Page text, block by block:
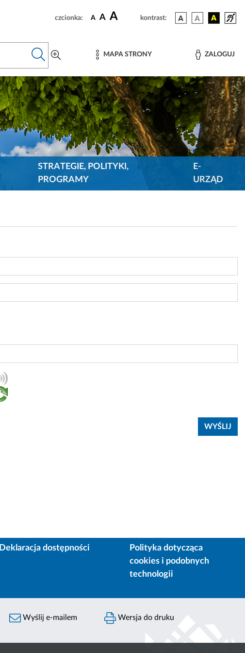
czcionka: A A A kontrast:
MAPA STRONY ZALOGUJ
STRATEGIE, POLITYKI,
PROGRAMY
E-
URZĄD
Deklaracja dostępności
Polityka dotycząca
cookies i podobnych
technologii
Wyślij e-mailem Wersja do druku